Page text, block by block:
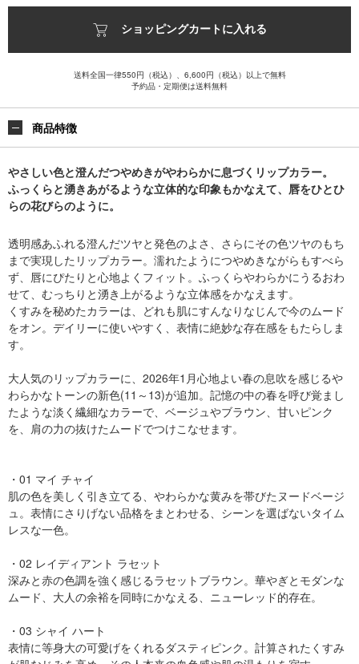
ショッピングカートに入れる
送料全国一律550円（税込）、6,600円（税込）以上で無料
予約品・定期便は送料無料
商品特徴
やさしい色と澄んだつやめきがやわらかに息づくリップカラー。
ふっくらと湧きあがるような立体的な印象もかなえて、唇をひとひ
らの花びらのように。
透明感あふれる澄んだツヤと発色のよさ、さらにその色ツヤのもち
まで実現したリップカラー。濡れたようにつやめきながらもすべら
ず、唇にぴたりと心地よくフィット。ふっくらやわらかにうるおわ
せて、むっちりと湧き上がるような立体感をかなえます。
くすみを秘めたカラーは、どれも肌にすんなりなじんで今のムード
をオン。デイリーに使いやすく、表情に絶妙な存在感をもたらしま
す。
大人気のリップカラーに、2026年1月心地よい春の息吹を感じるや
わらかなトーンの新色(11～13)が追加。記憶の中の春を呼び覚まし
たような淡く繊細なカラーで、ベージュやブラウン、甘いピンク
を、肩の力の抜けたムードでつけこなせます。
・01 マイ チャイ
肌の色を美しく引き立てる、やわらかな黄みを帯びたヌードベージ
ュ。表情にさりげない品格をまとわせる、シーンを選ばないタイム
レスな一色。
・02 レイディアント ラセット
深みと赤の色調を強く感じるラセットブラウン。華やぎとモダンな
ムード、大人の余裕を同時にかなえる、ニューレッド的存在。
・03 シャイ ハート
表情に等身大の可愛げをくれるダスティピンク。計算されたくすみ